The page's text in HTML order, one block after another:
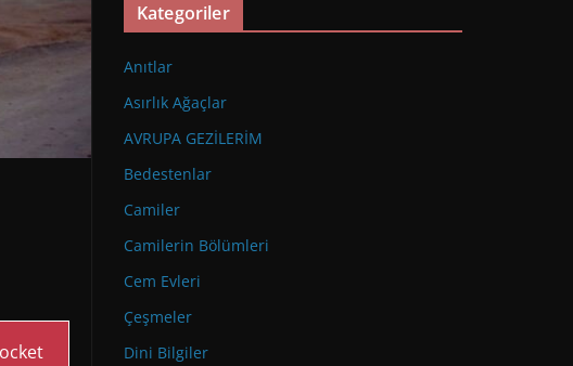
Kategoriler
Anıtlar
Asırlık Ağaçlar
AVRUPA GEZİLERİM
Bedestenlar
Camiler
Camilerin Bölümleri
Cem Evleri
Çeşmeler
Dini Bilgiler